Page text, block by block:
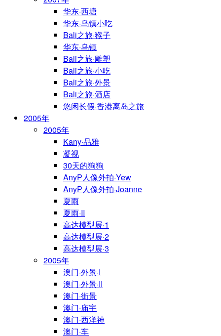
华东·西塘
华东·乌镇小吃
Bali之旅·猴子
华东·乌镇
Bali之旅·雕塑
Bali之旅·小吃
Bali之旅·外景
Bali之旅·酒店
悠闲长假·香港离岛之旅
2005年
2005年
Kany·品雅
凝视
30天的狗狗
AnyP人像外拍·Yew
AnyP人像外拍·Joanne
夏雨
夏雨·II
高达模型展·1
高达模型展·2
高达模型展·3
2005年
澳门·外景·I
澳门·外景·II
澳门·街景
澳门·庙宇
澳门·西洋神
澳门·车